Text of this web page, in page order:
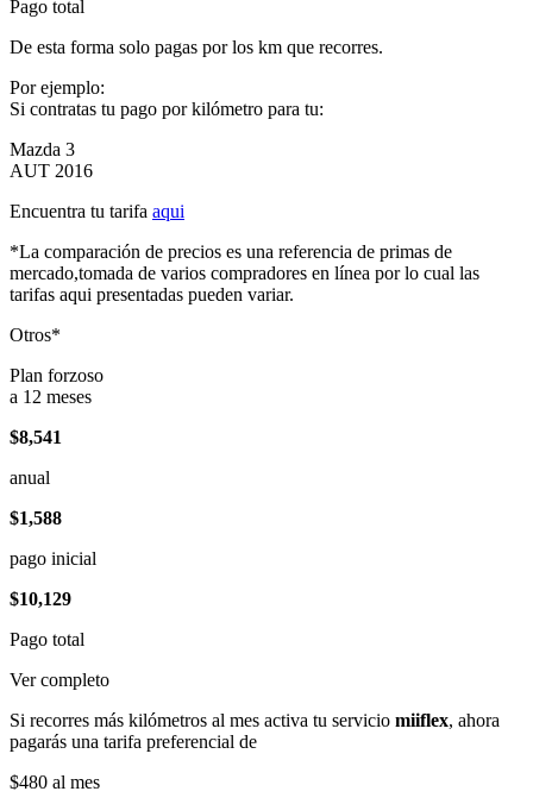
Pago total
De esta forma solo pagas por los km que recorres.
Por ejemplo:
Si contratas tu pago por kilómetro para tu:
Mazda 3
AUT 2016
Encuentra tu tarifa aqui
*La comparación de precios es una referencia de primas de
mercado,tomada de varios compradores en línea por lo cual las
tarifas aqui presentadas pueden variar.
Otros*
Plan forzoso
a 12 meses
$8,541
anual
$1,588
pago inicial
$10,129
Pago total
Ver completo
Si recorres más kilómetros al mes activa tu servicio miiflex, ahora
pagarás una tarifa preferencial de
$480 al mes